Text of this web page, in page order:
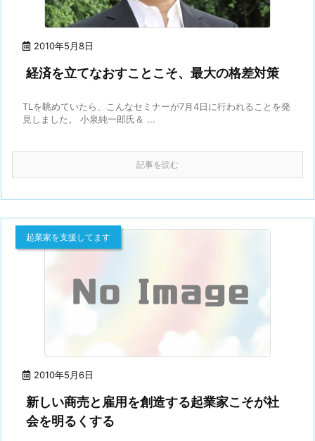
2010年5月8日
経済を立てなおすことこそ、最大の格差対策
TLを眺めていたら、こんなセミナーが7月4日に行われることを発
見しました。 小泉純一郎氏＆ ...
記事を読む
2010年5月6日
起業家を支援してます
新しい商売と雇用を創造する起業家こそが社
会を明るくする